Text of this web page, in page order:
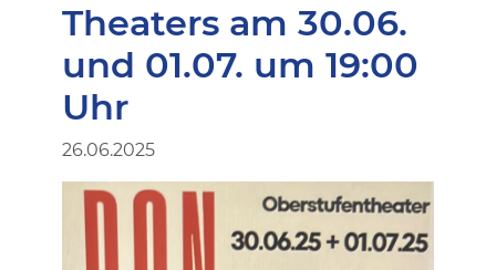
Theaters am 30.06.
und 01.07. um 19:00
Uhr
26.06.2025